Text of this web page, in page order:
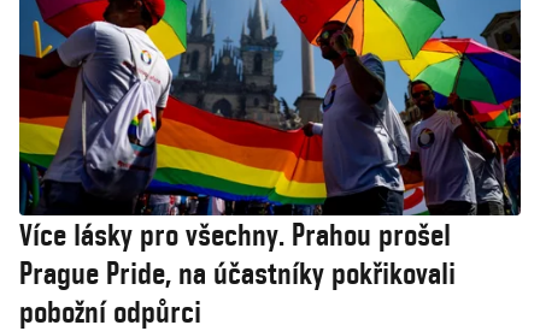
Více lásky pro všechny. Prahou prošel
Prague Pride, na účastníky pokřikovali
pobožní odpůrci